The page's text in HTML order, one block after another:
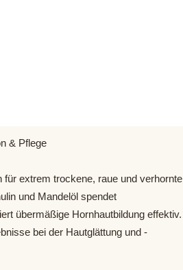
& Pflege
extrem trockene, raue und verhornte
und Mandelöl spendet
übermäßige Hornhautbildung effektiv.
bei der Hautglättung und -